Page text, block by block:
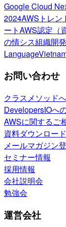
Google Cloud
2024AWSトレン
ートAWS認定（
の情シス組織開
Language
お問い合わせ
クラスメソッド
DevelopersIOへ
AWSに関するご
資料ダウンロード
メールマガジン
セミナー情報
採用情報
会社説明会
勉強会
運営会社